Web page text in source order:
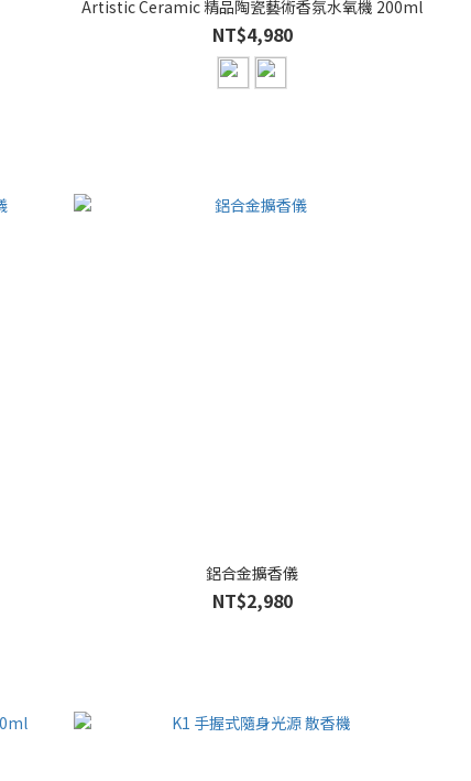
Artistic Ceramic 精品陶瓷藝術香氛水氧機 200ml
NT$4,980
鋁合金擴香儀
NT$2,980